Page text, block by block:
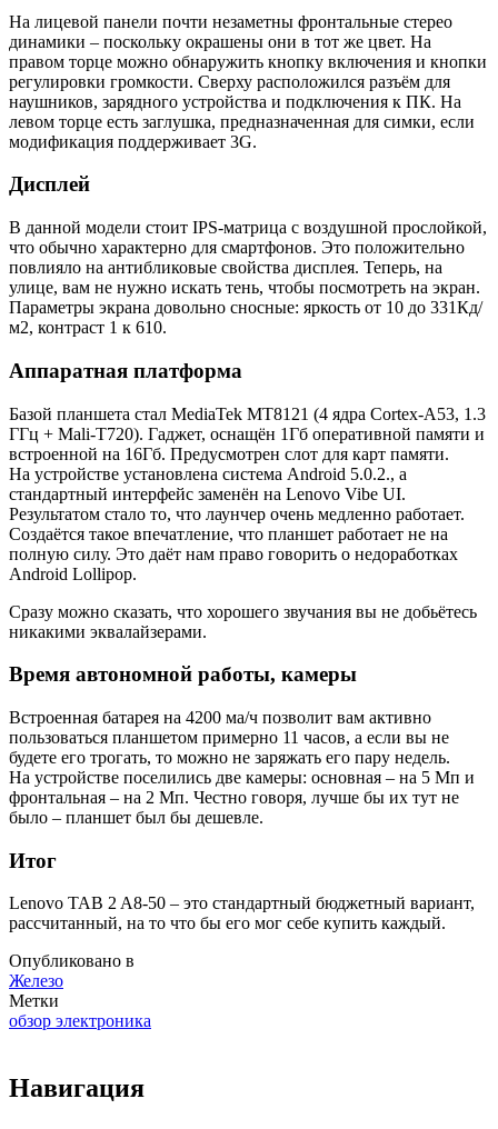
На лицевой панели почти незаметны фронтальные стерео
динамики – поскольку окрашены они в тот же цвет. На
правом торце можно обнаружить кнопку включения и кнопки
регулировки громкости. Сверху расположился разъём для
наушников, зарядного устройства и подключения к ПК. На
левом торце есть заглушка, предназначенная для симки, если
модификация поддерживает 3G.
Дисплей
В данной модели стоит IPS-матрица с воздушной прослойкой,
что обычно характерно для смартфонов. Это положительно
повлияло на антибликовые свойства дисплея. Теперь, на
улице, вам не нужно искать тень, чтобы посмотреть на экран.
Параметры экрана довольно сносные: яркость от 10 до 331Кд/
м2, контраст 1 к 610.
Аппаратная платформа
Базой планшета стал MediaTek MT8121 (4 ядра Cortex-A53, 1.3
ГГц + Mali-T720). Гаджет, оснащён 1Гб оперативной памяти и
встроенной на 16Гб. Предусмотрен слот для карт памяти.
На устройстве установлена система Android 5.0.2., а
стандартный интерфейс заменён на Lenovo Vibe UI.
Результатом стало то, что лаунчер очень медленно работает.
Создаётся такое впечатление, что планшет работает не на
полную силу. Это даёт нам право говорить о недоработках
Android Lollipop.
Сразу можно сказать, что хорошего звучания вы не добьётесь
никакими эквалайзерами.
Время автономной работы, камеры
Встроенная батарея на 4200 ма/ч позволит вам активно
пользоваться планшетом примерно 11 часов, а если вы не
будете его трогать, то можно не заряжать его пару недель.
На устройстве поселились две камеры: основная – на 5 Мп и
фронтальная – на 2 Мп. Честно говоря, лучше бы их тут не
было – планшет был бы дешевле.
Итог
Lenovo TAB 2 A8-50 – это стандартный бюджетный вариант,
рассчитанный, на то что бы его мог себе купить каждый.
Опубликовано в
Железо
Метки
обзор электроника
Навигация